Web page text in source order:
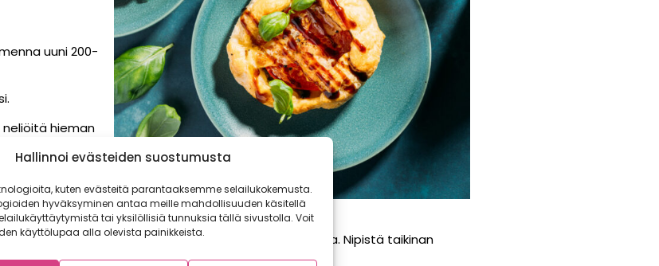
Hallinnoi evästeiden suostumusta
kuten evästeitä parantaaksemme selailukokemusta.
hyväksyminen antaa meille mahdollisuuden käsitellä
tai yksilöllisiä tunnuksia tällä sivustolla. Voit
käyttölupaa alla olevista painikkeista.
uuni 200-
neliöitä hieman
osa
iviipaletta.
päälle siten, että saat aikaan pyöreitä minipizzoja. Nipistä taikinan